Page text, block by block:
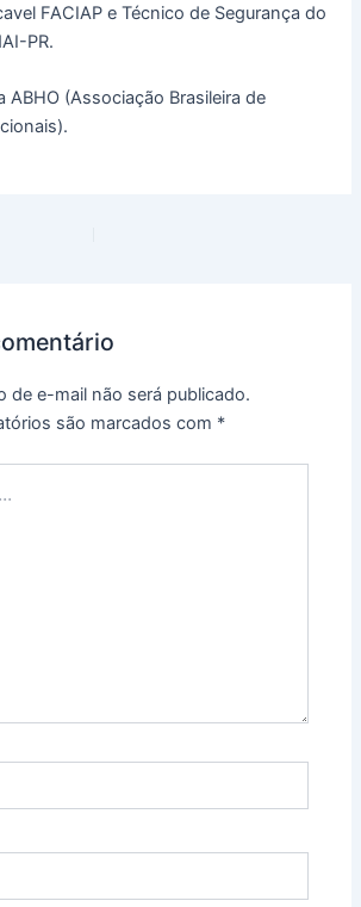
FACIAP e Técnico de Segurança do
PR.
ABHO (Associação Brasileira de
de e-mail não será publicado.
são marcados com *